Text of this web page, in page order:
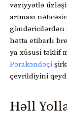
vəziyyətlə
artması
göndəricilərdən
hətta etibarlı
ya xüsusi təklif
Pərakəndəçi
çevrildiyini
Həll